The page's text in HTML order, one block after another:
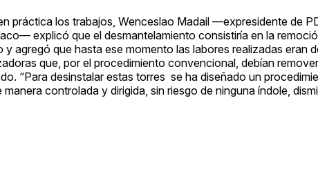
práctica los trabajos, Wenceslao Madail —expresidente de
explicó que el desmantelamiento consistiría en la
agregó que hasta ese momento las labores realizadas eran
que, por el procedimiento convencional, debían
“Para desinstalar estas torres se ha diseñado un
controlada y dirigida, sin riesgo de ninguna índole,